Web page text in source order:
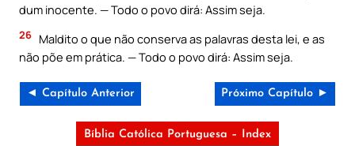
dum inocente. — Todo o povo dirá: Assim seja.
26 Maldito o que não conserva as palavras desta lei, e as
não põe em prática. — Todo o povo dirá: Assim seja.
◄ Capítulo Anterior Próximo Capítulo ►
Bíblia Católica Portuguesa – Index